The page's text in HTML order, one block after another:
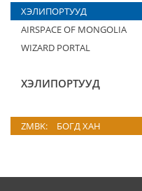
ХЭЛИПОРТУУД
AIRSPACE OF MONGOLIA
WIZARD PORTAL
ХЭЛИПОРТУУД
ZMBK: БОГД ХАН